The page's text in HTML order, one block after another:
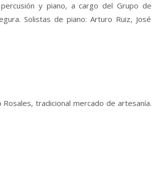
y piano, a cargo del Grupo de
Solistas de piano: Arturo Ruiz, José
tradicional mercado de artesanía.